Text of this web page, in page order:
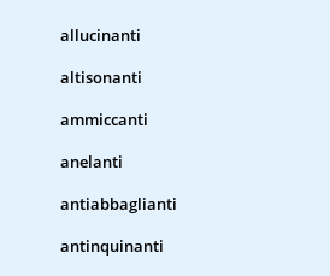
allucinanti
altisonanti
ammiccanti
anelanti
antiabbaglianti
antinquinanti